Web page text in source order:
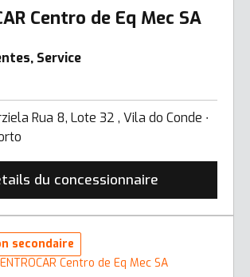
Centro de Eq Mec SA
Service
Rua 8, Lote 32 , Vila do Conde ∙
du concessionnaire
secondaire
Centro de Eq Mec SA